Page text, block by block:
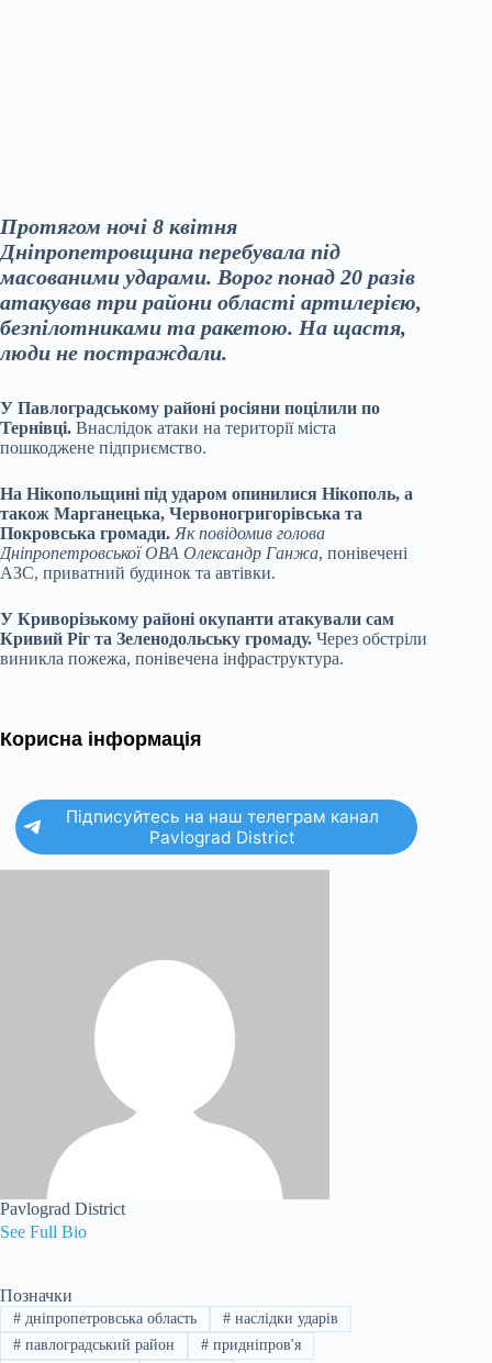
Протягом ночі 8 квітня
Дніпропетровщина перебувала під
масованими ударами. Ворог понад 20 разів
атакував три райони області артилерією,
безпілотниками та ракетою. На щастя,
люди не постраждали.
У Павлоградському районі росіяни поцілили по
Тернівці. Внаслідок атаки на території міста
пошкоджене підприємство.
На Нікопольщині під ударом опинилися Нікополь, а
також Марганецька, Червоногригорівська та
Покровська громади. Як повідомив голова
Дніпропетровської ОВА Олександр Ганжа, понівечені
АЗС, приватний будинок та автівки.
У Криворізькому районі окупанти атакували сам
Кривий Ріг та Зеленодольську громаду. Через обстріли
виникла пожежа, понівечена інфраструктура.
Корисна інформація
Підписуйтесь на наш телеграм канал
Pavlograd District
Pavlograd District
See Full Bio
Позначки
#дніпропетровська область #наслідки ударів
#павлоградський район #придніпров'я